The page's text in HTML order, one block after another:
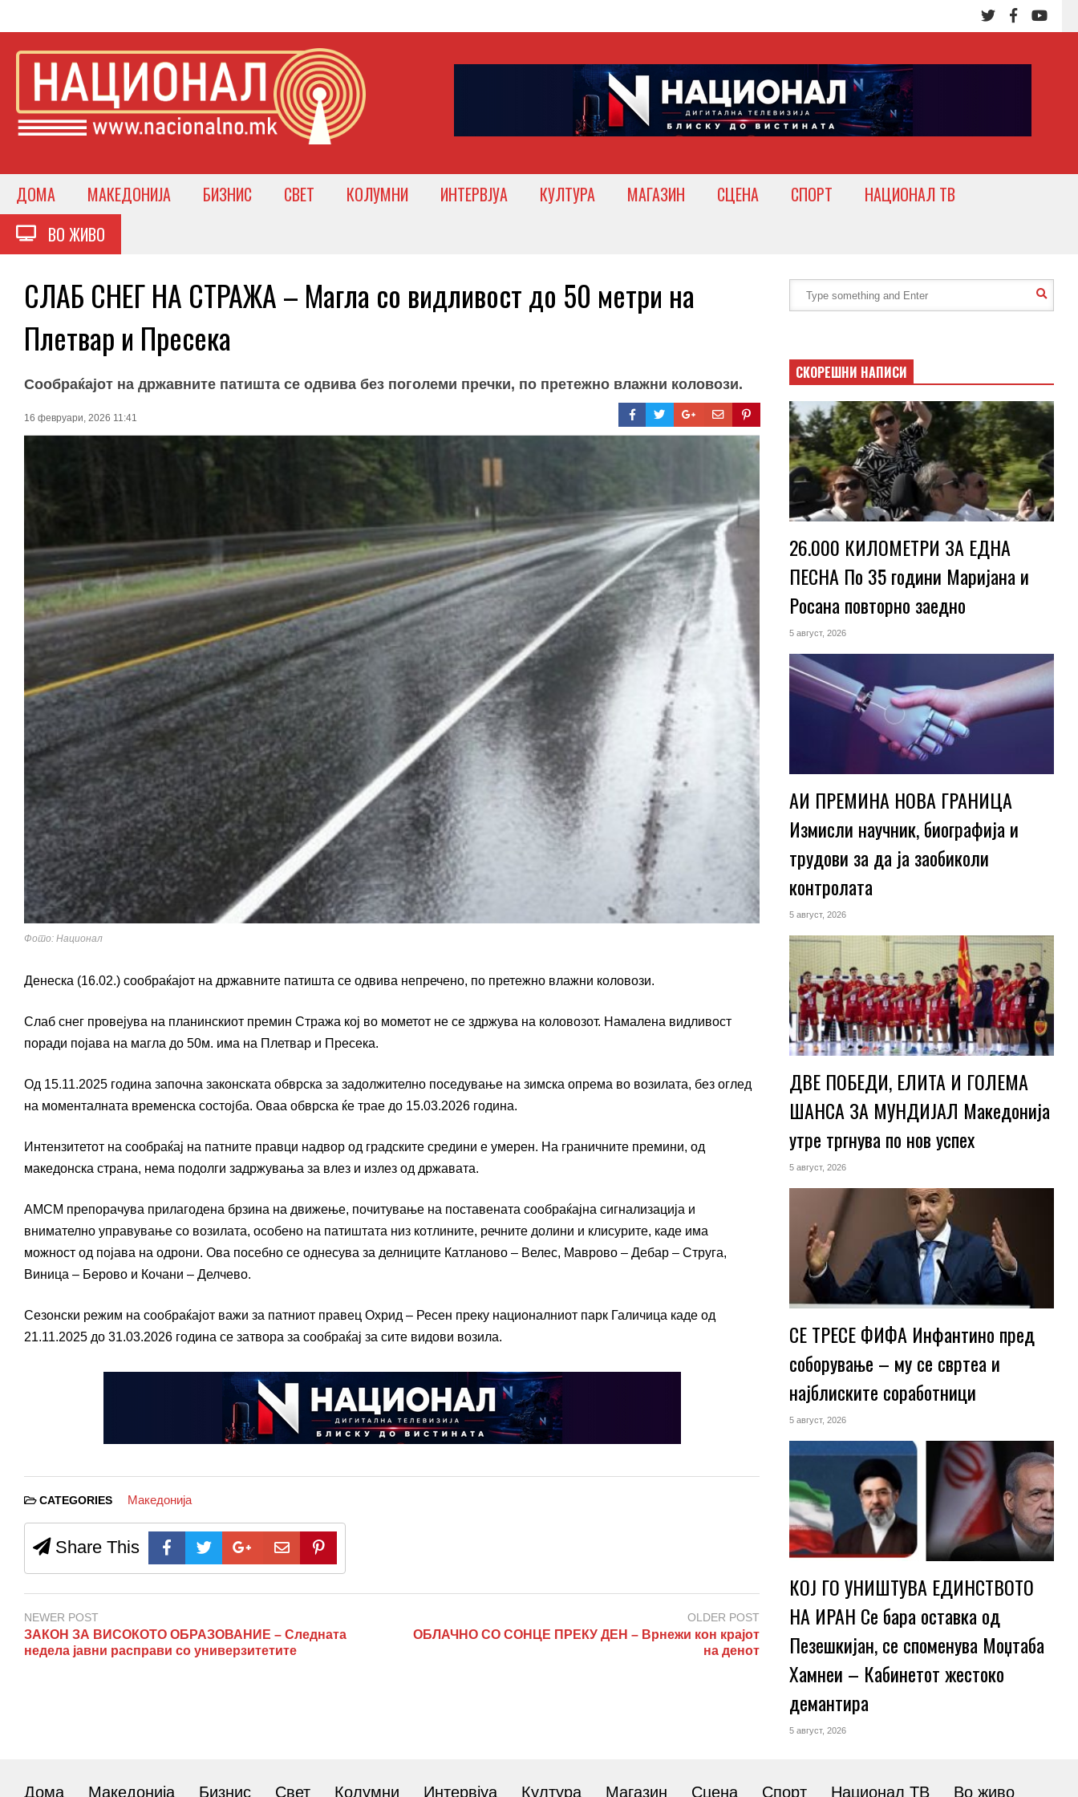
ДОМА МАКЕДОНИЈА БИЗНИС СВЕТ КОЛУМНИ ИНТЕРВЈУА КУЛТУРА МАГАЗИН СЦЕНА СПОРТ
НАЦИОНАЛ ТВ
ВО ЖИВО
СЛАБ СНЕГ НА СТРАЖА – Магла со видливост до 50 метри на
Плетвар и Пресека
Сообраќајот на државните патишта се одвива без поголеми пречки, по претежно влажни коловози.
16 февруари, 2026 11:41
Фото: Национал
Денеска (16.02.) сообраќајот на државните патишта се одвива непречено, по претежно влажни коловози.
Слаб снег провејува на планинскиот премин Стража кој во мометот не се здржува на коловозот. Намалена видливост
поради појава на магла до 50м. има на Плетвар и Пресека.
Од 15.11.2025 година започна законската обврска за задолжително поседување на зимска опрема во возилата, без оглед
на моменталната временска состојба. Оваа обврска ќе трае до 15.03.2026 година.
Интензитетот на сообраќај на патните правци надвор од градските средини е умерен. На граничните премини, од
македонска страна, нема подолги задржувања за влез и излез од државата.
АМСМ препорачува прилагодена брзина на движење, почитување на поставената сообраќајна сигнализација и
внимателно управување со возилата, особено на патиштата низ котлините, речните долини и клисурите, каде има
можност од појава на одрони. Ова посебно се однесува за делниците Катланово – Велес, Маврово – Дебар – Струга,
Виница – Берово и Кочани – Делчево.
Сезонски режим на сообраќајот важи за патниот правец Охрид – Ресен преку националниот парк Галичица каде од
21.11.2025 до 31.03.2026 година се затвора за сообраќај за сите видови возила.
CATEGORIES Македонија
Share This
NEWER POST
ЗАКОН ЗА ВИСОКОТО ОБРАЗОВАНИЕ – Следната
недела јавни расправи со универзитетите
OLDER POST
ОБЛАЧНО СО СОНЦЕ ПРЕКУ ДЕН – Врнежи кон крајот
на денот
СКОРЕШНИ НАПИСИ
26.000 КИЛОМЕТРИ ЗА ЕДНА
ПЕСНА По 35 години Маријана и
Росана повторно заедно
5 август, 2026
АИ ПРЕМИНА НОВА ГРАНИЦА
Измисли научник, биографија и
трудови за да ја заобиколи
контролата
5 август, 2026
ДВЕ ПОБЕДИ, ЕЛИТА И ГОЛЕМА
ШАНСА ЗА МУНДИЈАЛ Македонија
утре тргнува по нов успех
5 август, 2026
СЕ ТРЕСЕ ФИФА Инфантино пред
соборување – му се свртеа и
најблиските соработници
5 август, 2026
КОЈ ГО УНИШТУВА ЕДИНСТВОТО
НА ИРАН Се бара оставка од
Пезешкијан, се споменува Моџтаба
Хамнеи – Кабинетот жестоко
демантира
5 август, 2026
Дома Македонија Бизнис Свет Колумни Интервјуа Култура Магазин Сцена Спорт Национал ТВ Во живо